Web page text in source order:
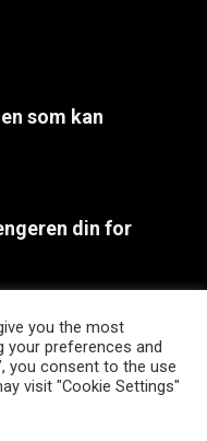
som kan
din for
metoder
you the most
your preferences and
you consent to the use
visit "Cookie Settings"